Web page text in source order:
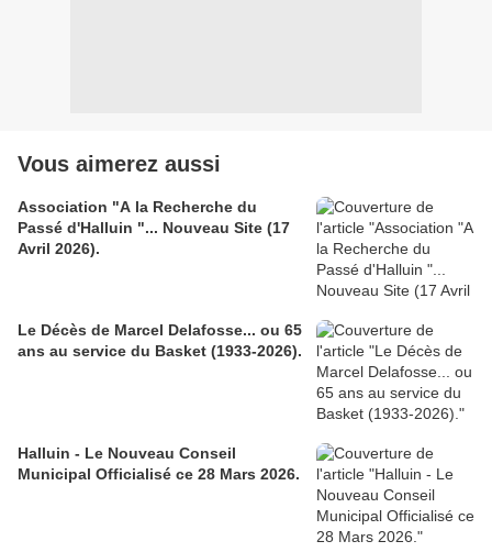
Vous aimerez aussi
Association "A la Recherche du
Passé d'Halluin "... Nouveau Site (17
Avril 2026).
Le Décès de Marcel Delafosse... ou 65
ans au service du Basket (1933-2026).
Halluin - Le Nouveau Conseil
Municipal Officialisé ce 28 Mars 2026.